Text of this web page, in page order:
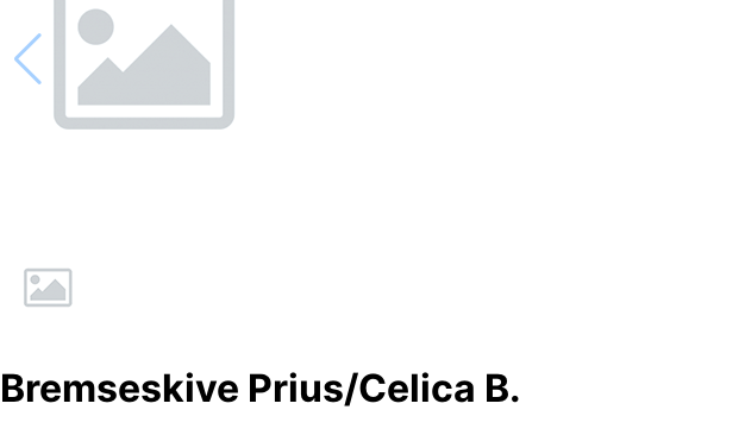
Bremseskive Prius/Celica B.